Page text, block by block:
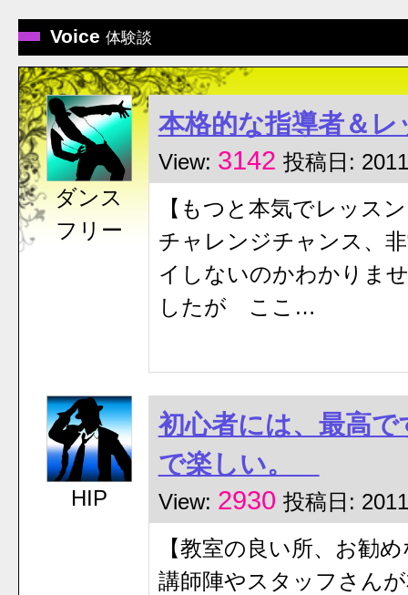
Voice 体験談
ダンス
フリー
本格的な指導者＆
View: 3142 投稿日:
【もつと本気でレッス
チャレンジチャンス、
イしないのかわかりま
したが ここ…
HIP
初心者には、最高
で楽しい。
View: 2930 投稿日:
【教室の良い所、お勧
講師陣やスタッフさん